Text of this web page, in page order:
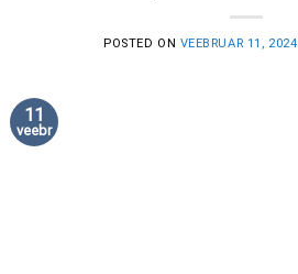
POSTED ON VEEBRUAR 11, 2024
11
veebr